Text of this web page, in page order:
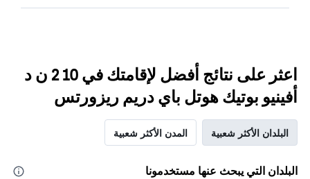
اعثر على نتائج أفضل لإقامتك في 10 2 ن د
أفينيو بوتيك هوتل باي دريم ريزورتس
البلدان الأكثر شعبية المدن الأكثر شعبية
البلدان التي يبحث عنها مستخدمونا